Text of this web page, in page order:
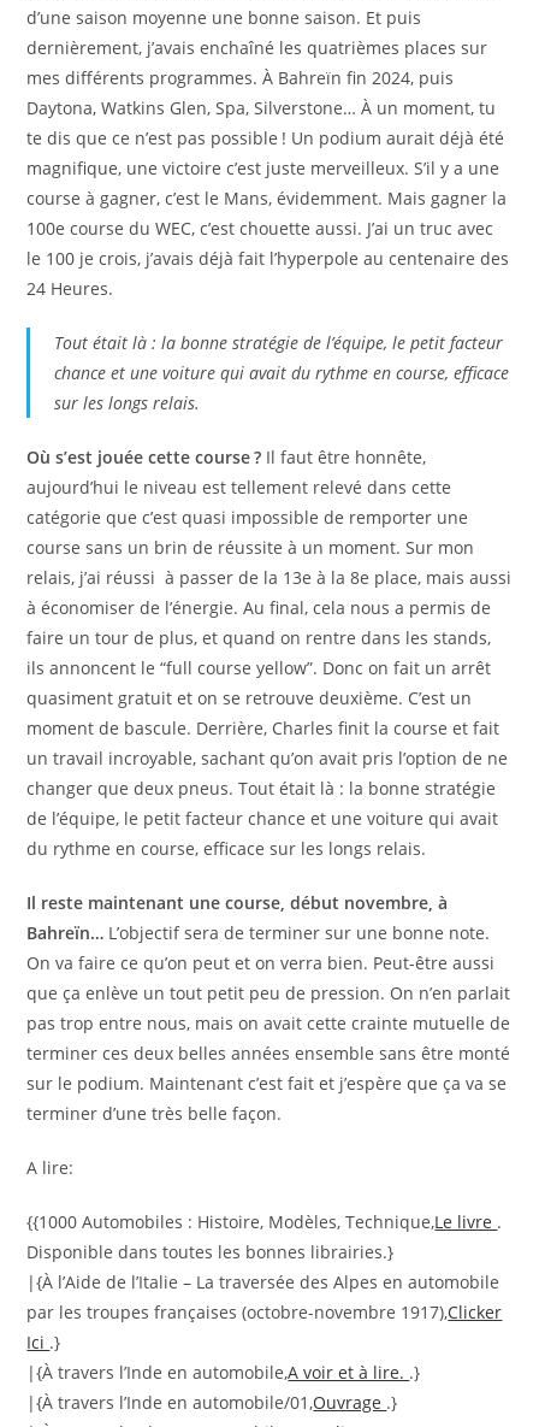
d’une saison moyenne une bonne saison. Et puis
dernièrement, j’avais enchaîné les quatrièmes places sur
mes différents programmes. À Bahreïn fin 2024, puis
Daytona, Watkins Glen, Spa, Silverstone… À un moment, tu
te dis que ce n’est pas possible ! Un podium aurait déjà été
magnifique, une victoire c’est juste merveilleux. S’il y a une
course à gagner, c’est le Mans, évidemment. Mais gagner la
100e course du WEC, c’est chouette aussi. J’ai un truc avec
le 100 je crois, j’avais déjà fait l’hyperpole au centenaire des
24 Heures.
Tout était là : la bonne stratégie de l’équipe, le petit facteur
chance et une voiture qui avait du rythme en course, efficace
sur les longs relais.
Où s’est jouée cette course ? Il faut être honnête,
aujourd’hui le niveau est tellement relevé dans cette
catégorie que c’est quasi impossible de remporter une
course sans un brin de réussite à un moment. Sur mon
relais, j’ai réussi à passer de la 13e à la 8e place, mais aussi
à économiser de l’énergie. Au final, cela nous a permis de
faire un tour de plus, et quand on rentre dans les stands,
ils annoncent le “full course yellow”. Donc on fait un arrêt
quasiment gratuit et on se retrouve deuxième. C’est un
moment de bascule. Derrière, Charles finit la course et fait
un travail incroyable, sachant qu’on avait pris l’option de ne
changer que deux pneus. Tout était là : la bonne stratégie
de l’équipe, le petit facteur chance et une voiture qui avait
du rythme en course, efficace sur les longs relais.
Il reste maintenant une course, début novembre, à
Bahreïn… L’objectif sera de terminer sur une bonne note.
On va faire ce qu’on peut et on verra bien. Peut-être aussi
que ça enlève un tout petit peu de pression. On n’en parlait
pas trop entre nous, mais on avait cette crainte mutuelle de
terminer ces deux belles années ensemble sans être monté
sur le podium. Maintenant c’est fait et j’espère que ça va se
terminer d’une très belle façon.
A lire:
{{1000 Automobiles : Histoire, Modèles, Technique,Le livre .
Disponible dans toutes les bonnes librairies.}
|{À l’Aide de l’Italie – La traversée des Alpes en automobile
par les troupes françaises (octobre-novembre 1917),Clicker
Ici .}
|{À travers l’Inde en automobile,A voir et à lire. .}
|{À travers l’Inde en automobile/01,Ouvrage .}